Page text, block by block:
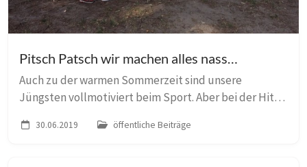
Pitsch Patsch wir machen alles nass…
Auch zu der warmen Sommerzeit sind unsere
Jüngsten vollmotiviert beim Sport. Aber bei der Hitze
Sportstunde wurde mit den Vorschulkindern gemats...
30.06.2019 öffentliche Beiträge